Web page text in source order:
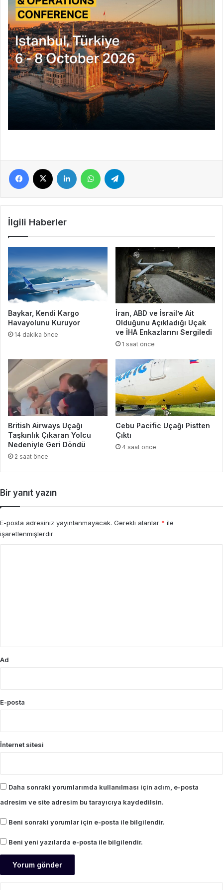
Facebook LinkedIn WhatsApp
İlgili Haberler
Baykar, Kendi Kargo
Havayolunu Kuruyor
14 dakika önce
İran, ABD ve İsrail’e Ait
Olduğunu Açıkladığı Uçak
ve İHA Enkazlarını Sergiledi
1 saat önce
British Airways Uçağı
Taşkınlık Çıkaran Yolcu
Nedeniyle Geri Döndü
2 saat önce
Cebu Pacific Uçağı Pistten
Çıktı
4 saat önce
Bir yanıt yazın
E-posta adresiniz yayınlanmayacak. Gerekli alanlar * ile
işaretlenmişlerdir
Ad
E-posta
İnternet sitesi
Daha sonraki yorumlarımda kullanılması için adım, e-posta
adresim ve site adresim bu tarayıcıya kaydedilsin.
Beni sonraki yorumlar için e-posta ile bilgilendir.
Beni yeni yazılarda e-posta ile bilgilendir.